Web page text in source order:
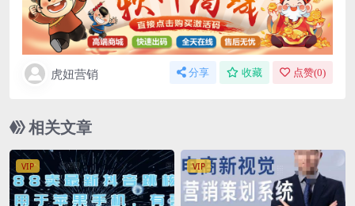
虎妞营销 分享 收藏 点赞(0)
相关文章
VIP VIP